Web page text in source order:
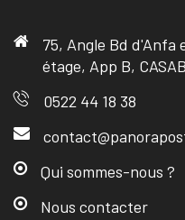
75, Angle Bd d'Anfa
étage, App B,
0522 44 18 38
Qui sommes-nous ?
Nous contacter